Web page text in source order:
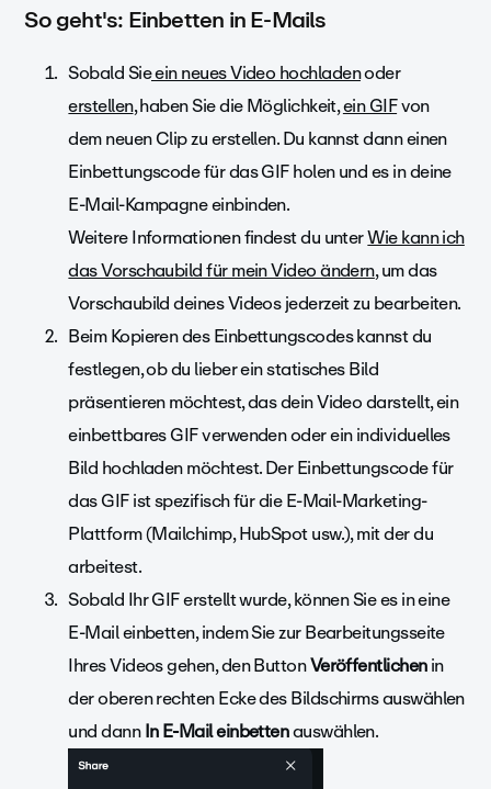
So geht's: Einbetten in E-Mails
Sobald Sieein neues Video hochladenoder
erstellen, haben Sie die Möglichkeit,ein GIFvon
dem neuen Clip zu erstellen. Du kannst dann einen
Einbettungscode für das GIF holen und es in deine
E-Mail-Kampagne einbinden.
Weitere Informationen findest du unterWie kann ich
das Vorschaubild für mein Video ändern, um das
Vorschaubild deines Videos jederzeit zu bearbeiten.
Beim Kopieren des Einbettungscodes kannst du
festlegen, ob du lieber ein statisches Bild
präsentieren möchtest, das dein Video darstellt, ein
einbettbares GIF verwenden oder ein individuelles
Bild hochladen möchtest. Der Einbettungscode für
das GIF ist spezifisch für die E-Mail-Marketing-
Plattform (Mailchimp, HubSpot usw.), mit der du
arbeitest.
Sobald Ihr GIF erstellt wurde, können Sie es in eine
E-Mail einbetten, indem Sie zur Bearbeitungsseite
Ihres Videos gehen, den ButtonVeröffentlichenin
der oberen rechten Ecke des Bildschirms auswählen
und dannIn E-Mail einbettenauswählen.